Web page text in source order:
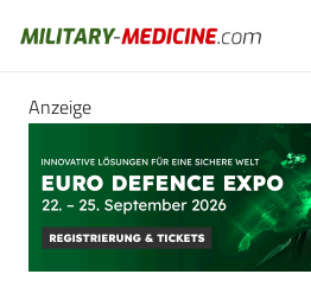
Anzeige